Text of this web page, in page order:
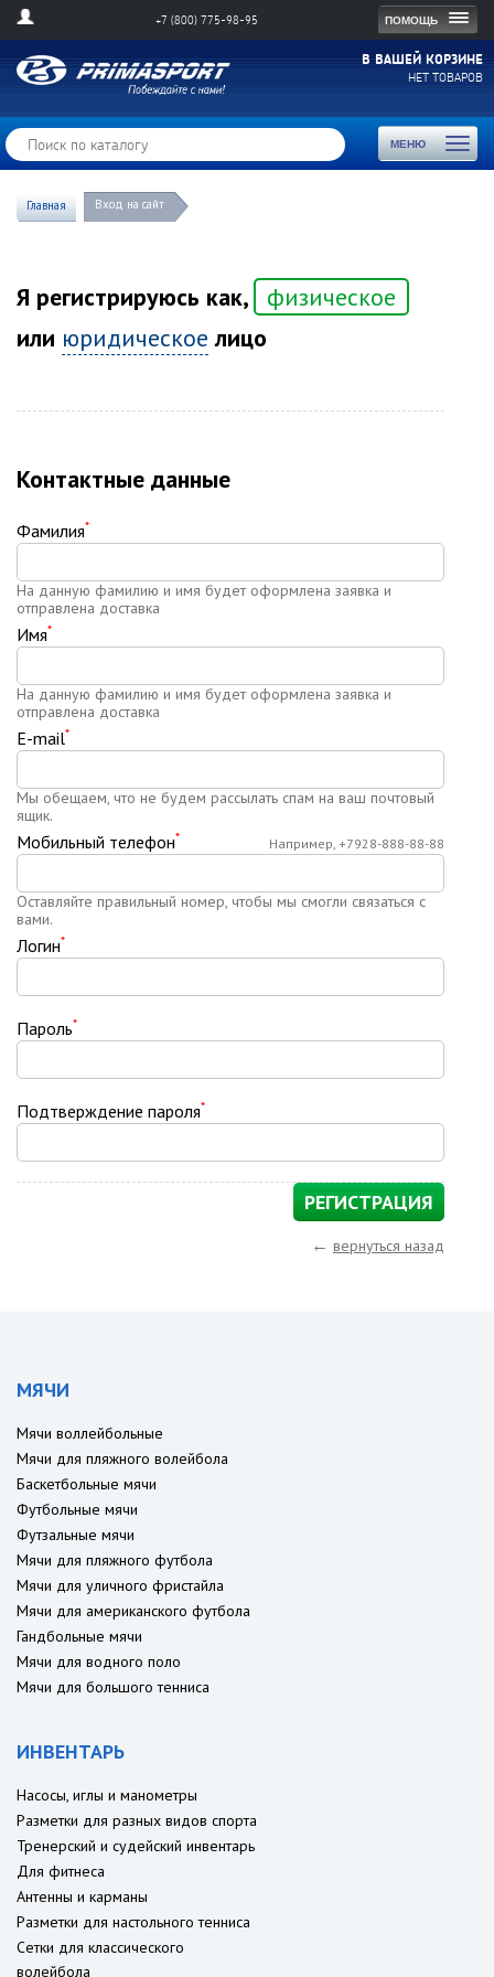
ПОМОЩЬ
+7 (800) 775-98-95
В ВАШЕЙ КОРЗИНЕ
НЕТ ТОВАРОВ
МЕНЮ
Toggle
Главная Вход на сайт
Я регистрируюсь как,
физическое
или юридическое лицо
Контактные данные
Фамилия*
На данную фамилию и имя будет оформлена заявка и
отправлена доставка
Имя*
На данную фамилию и имя будет оформлена заявка и
отправлена доставка
E-mail*
Мы обещаем, что не будем рассылать спам на ваш почтовый
ящик.
Мобильный телефон*
Оставляйте правильный номер, чтобы мы смогли связаться с
вами.
Например, +7928-888-88-88
Логин*
Пароль*
Подтверждение пароля*
← вернуться назад
МЯЧИ
Мячи воллейбольные
Мячи для пляжного волейбола
Баскетбольные мячи
Футбольные мячи
Футзальные мячи
Мячи для пляжного футбола
Мячи для уличного фристайла
Мячи для американского футбола
Гандбольные мячи
Мячи для водного поло
Мячи для большого тенниса
ИНВЕНТАРЬ
Насосы, иглы и манометры
Разметки для разных видов спорта
Тренерский и судейский инвентарь
Для фитнеса
Антенны и карманы
Разметки для настольного тенниса
Сетки для классического
волейбола